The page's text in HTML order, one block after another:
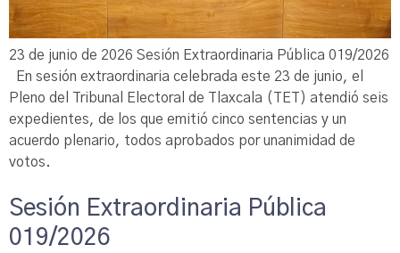
23 de junio de 2026 Sesión Extraordinaria Pública 019/2026
En sesión extraordinaria celebrada este 23 de junio, el
Pleno del Tribunal Electoral de Tlaxcala (TET) atendió seis
expedientes, de los que emitió cinco sentencias y un
acuerdo plenario, todos aprobados por unanimidad de
votos.
Sesión Extraordinaria Pública
019/2026